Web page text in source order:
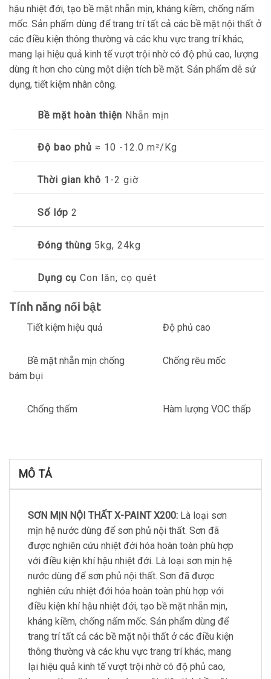
hậu nhiệt đới, tạo bề mặt nhẵn mịn, kháng kiềm, chống nấm
mốc. Sản phẩm dùng để trang trí tất cả các bề mặt nội thất ở
các điều kiện thông thường và các khu vực trang trí khác,
mang lại hiệu quả kinh tế vượt trội nhờ có độ phủ cao, lượng
dùng ít hơn cho cùng một diện tích bề mặt. Sản phẩm dễ sử
dụng, tiết kiệm nhân công.
Bề mặt hoàn thiện Nhẵn mịn
Độ bao phủ ≈ 10 -12.0 m²/Kg
Thời gian khô 1-2 giờ
Số lớp 2
Đóng thùng 5kg, 24kg
Dụng cụ Con lăn, cọ quét
Tính năng nổi bật
Tiết kiệm hiệu quả Độ phủ cao
Bề mặt nhẵn mịn chống
bám bụi
Chống rêu mốc
Chống thấm Hàm lượng VOC thấp
MÔ TẢ
SƠN MỊN NỘI THẤT X-PAINT X200: Là loại sơn
mịn hệ nước dùng để sơn phủ nội thất. Sơn đã
được nghiên cứu nhiệt đới hóa hoàn toàn phù hợp
với điều kiện khí hậu nhiệt đới. Là loại sơn mịn hệ
nước dùng để sơn phủ nội thất. Sơn đã được
nghiên cứu nhiệt đới hóa hoàn toàn phù hợp với
điều kiện khí hậu nhiệt đới, tạo bề mặt nhẵn mịn,
kháng kiềm, chống nấm mốc. Sản phẩm dùng để
trang trí tất cả các bề mặt nội thất ở các điều kiện
thông thường và các khu vực trang trí khác, mang
lại hiệu quả kinh tế vượt trội nhờ có độ phủ cao,